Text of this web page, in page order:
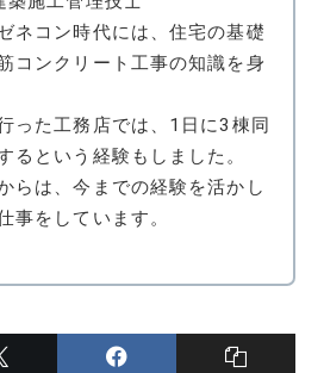
ネコン時代には、住宅の基礎
コンクリート工事の知識を身
った工務店では、1日に3棟同
るという経験もしました。
らは、今までの経験を活かし
事をしています。